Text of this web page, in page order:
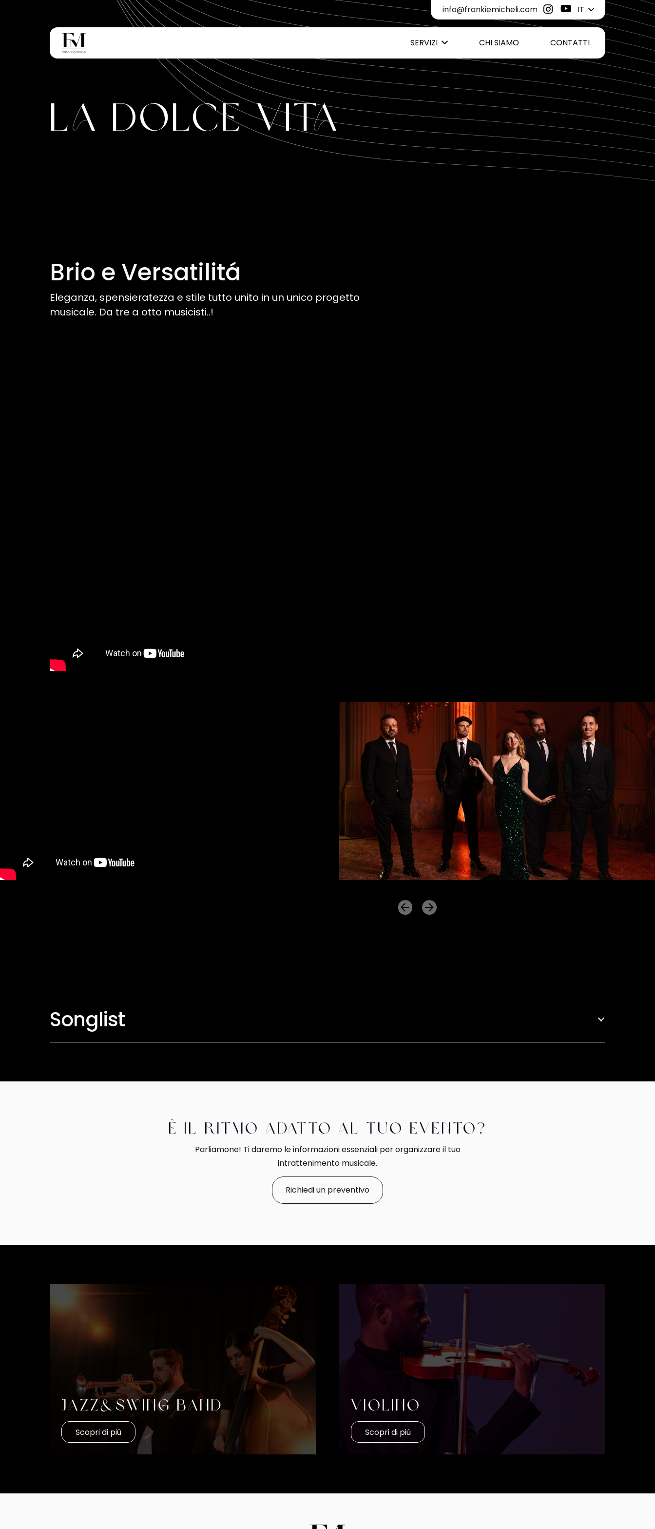
info@frankiemicheli.com IT
SERVIZI CHI SIAMO CONTATTI
La Dolce Vita
Brio e Versatilitá
Eleganza, spensieratezza e stile tutto unito in un unico progetto
musicale. Da tre a otto musicisti..!
Songlist
È il ritmo adatto al tuo evento?
Parliamone! Ti daremo le informazioni essenziali per organizzare il tuo
intrattenimento musicale.
Richiedi un preventivo
Jazz&Swing Band
Scopri di più
Violino
Scopri di più